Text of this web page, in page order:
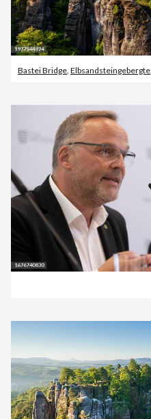
Bastei Bridge Elbsandsteingebergte